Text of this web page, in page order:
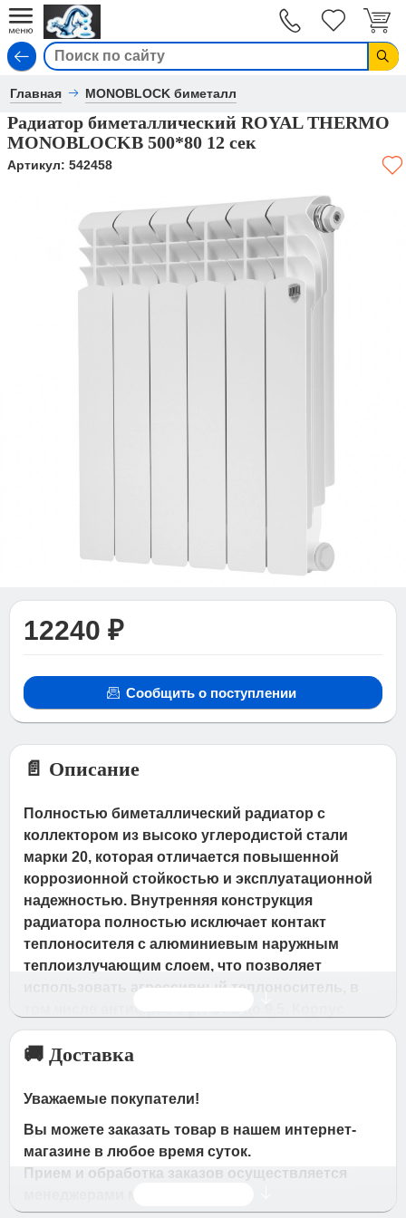
Главная MONOBLOCK биметалл
Радиатор биметаллический ROYAL THERMO
MONOBLOCKB 500*80 12 сек
Артикул: 542458
12240 ₽
Сообщить о поступлении
📄 Описание
Полностью биметаллический радиатор с
коллектором из высоко углеродистой стали
марки 20, которая отличается повышенной
коррозионной стойкостью и эксплуатационной
надежностью. Внутренняя конструкция
радиатора полностью исключает контакт
теплоносителя с алюминиевым наружным
теплоизлучающим слоем, что позволяет
использовать агрессивный теплоноситель, в
радиатора обработан экологически чистым
покрытием без тяжелых металлов и фосфатов
антикоррозийную стойкость и долговечность
Глубина - 80мм
Полностью биметаллический радиатор с
коллектором из высоко углеродистой стали
🚚 Доставка
Уважаемые покупатели!
Вы можете заказать товар в нашем интернет-
магазине в любое время суток.
Прием и обработка заказов осуществляется